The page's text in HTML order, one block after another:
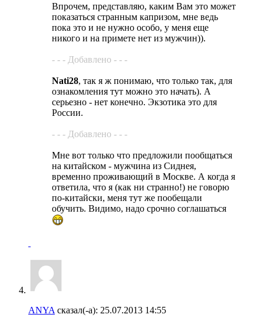
Впрочем, представляю, каким Вам это может
показаться странным капризом, мне ведь
пока это и не нужно особо, у меня еще
никого и на примете нет из мужчин)).
- - - Добавлено - - -
Nati28, так я ж понимаю, что только так, для
ознакомления тут можно это начать). А
серьезно - нет конечно. Экзотика это для
России.
- - - Добавлено - - -
Мне вот только что предложили пообщаться
на китайском - мужчина из Сиднея,
временно проживающий в Москве. А когда я
ответила, что я (как ни странно!) не говорю
по-китайски, меня тут же пообещали
обучить. Видимо, надо срочно соглашаться
ANYA сказал(-а): 25.07.2013 14:55